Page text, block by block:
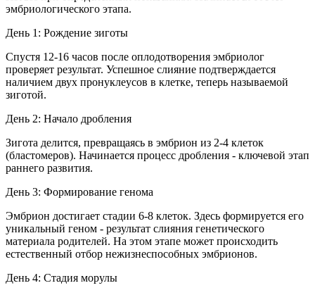
эмбриологического этапа.
День 1: Рождение зиготы
Спустя 12-16 часов после оплодотворения эмбриолог
проверяет результат. Успешное слияние подтверждается
наличием двух пронуклеусов в клетке, теперь называемой
зиготой.
День 2: Начало дробления
Зигота делится, превращаясь в эмбрион из 2-4 клеток
(бластомеров). Начинается процесс дробления - ключевой этап
раннего развития.
День 3: Формирование генома
Эмбрион достигает стадии 6-8 клеток. Здесь формируется его
уникальный геном - результат слияния генетического
материала родителей. На этом этапе может происходить
естественный отбор нежизнеспособных эмбрионов.
День 4: Стадия морулы